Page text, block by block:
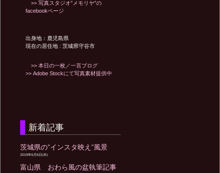
>> 写真スタジオ”メモリヤ”の
facebookページ
出身地：鹿児島県
現在の居住地 : 茨城県守谷市
>> 本日の一枚／一言ブログ
>> Adobe Stockにて写真素材提供中
新着記事
茨城県の”インスタ映え”風景
2019年6月6日(木)
富山県 おわら風の盆執筆記事